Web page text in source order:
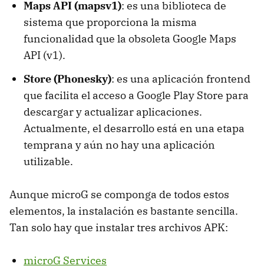
Maps API (mapsv1): es una biblioteca de
sistema que proporciona la misma
funcionalidad que la obsoleta Google Maps
API (v1).
Store (Phonesky): es una aplicación frontend
que facilita el acceso a Google Play Store para
descargar y actualizar aplicaciones.
Actualmente, el desarrollo está en una etapa
temprana y aún no hay una aplicación
utilizable.
Aunque microG se componga de todos estos
elementos, la instalación es bastante sencilla.
Tan solo hay que instalar tres archivos APK:
microG Services